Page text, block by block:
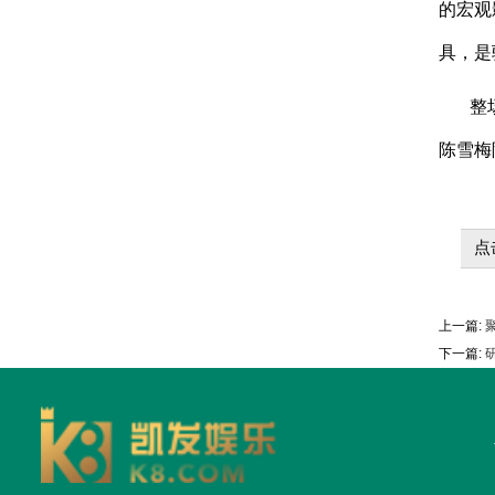
的宏
具，是
整
陈雪
上一篇:
下一篇: